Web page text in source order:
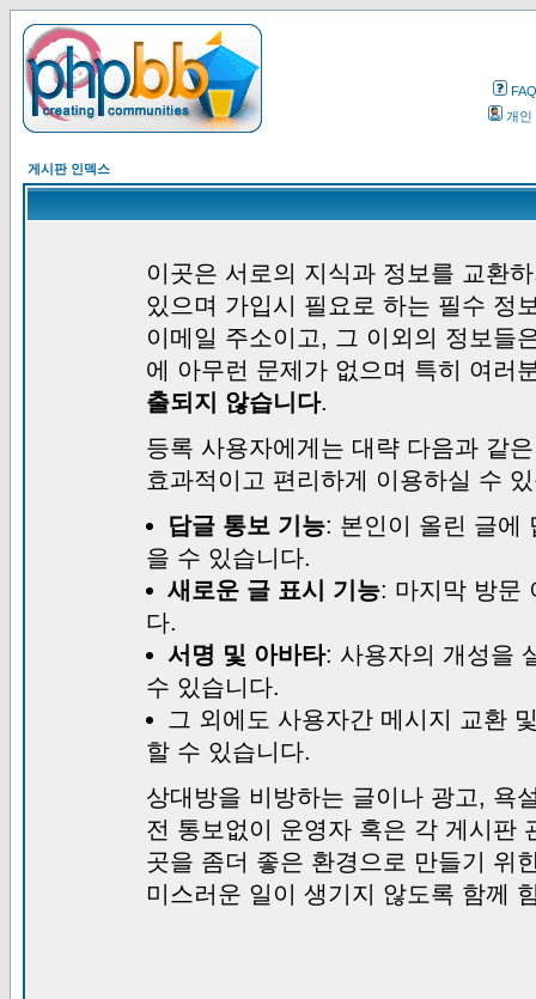
FAQ
개인
게시판 인덱스
이곳은 서로의 지식과 정보를 교환
있으며 가입시 필요로 하는 필수 정
이메일 주소이고, 그 이외의 정보들
에 아무런 문제가 없으며 특히 여러
출되지 않습니다.
등록 사용자에게는 대략 다음과 같
효과적이고 편리하게 이용하실 수
답글 통보 기능: 본인이 올린 글에
을 수 있습니다.
새로운 글 표시 기능: 마지막 방문
다.
서명 및 아바타: 사용자의 개성을
수 있습니다.
그 외에도 사용자간 메시지 교환
할 수 있습니다.
상대방을 비방하는 글이나 광고, 욕
전 통보없이 운영자 혹은 각 게시판
곳을 좀더 좋은 환경으로 만들기 위
미스러운 일이 생기지 않도록 함께